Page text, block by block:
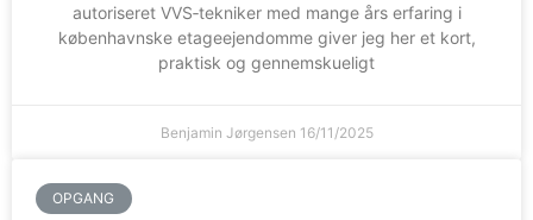
autoriseret VVS‑tekniker med mange års erfaring i
københavnske etageejendomme giver jeg her et kort,
praktisk og gennemskueligt
Benjamin Jørgensen 16/11/2025
OPGANG